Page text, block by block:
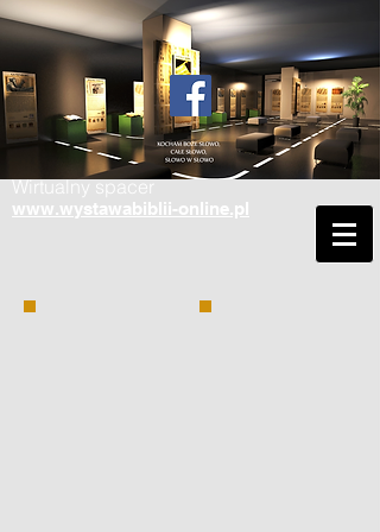
Wirtualny spacer
www.wystawabiblii-online.pl